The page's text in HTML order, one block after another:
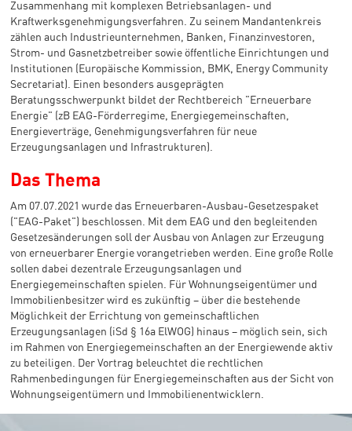
Zusammenhang mit komplexen Betriebsanlagen- und
Kraftwerksgenehmigungsverfahren. Zu seinem Mandantenkreis
zählen auch Industrieunternehmen, Banken, Finanzinvestoren,
Strom- und Gasnetzbetreiber sowie öffentliche Einrichtungen und
Institutionen (Europäische Kommission, BMK, Energy Community
Secretariat). Einen besonders ausgeprägten
Beratungsschwerpunkt bildet der Rechtbereich "Erneuerbare
Energie" (zB EAG-Förderregime, Energiegemeinschaften,
Energieverträge, Genehmigungsverfahren für neue
Erzeugungsanlagen und Infrastrukturen).
Das Thema
Am 07.07.2021 wurde das Erneuerbaren-Ausbau-Gesetzespaket
("EAG-Paket") beschlossen. Mit dem EAG und den begleitenden
Gesetzesänderungen soll der Ausbau von Anlagen zur Erzeugung
von erneuerbarer Energie vorangetrieben werden. Eine große Rolle
sollen dabei dezentrale Erzeugungsanlagen und
Energiegemeinschaften spielen. Für Wohnungseigentümer und
Immobilienbesitzer wird es zukünftig – über die bestehende
Möglichkeit der Errichtung von gemeinschaftlichen
Erzeugungsanlagen (iSd § 16a ElWOG) hinaus – möglich sein, sich
im Rahmen von Energiegemeinschaften an der Energiewende aktiv
zu beteiligen. Der Vortrag beleuchtet die rechtlichen
Rahmenbedingungen für Energiegemeinschaften aus der Sicht von
Wohnungseigentümern und Immobilienentwicklern.